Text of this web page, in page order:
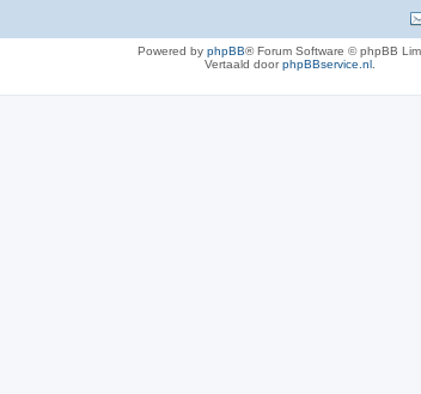
Powered by phpBB® Forum Software © phpBB
Vertaald doorphpBBservice.nl.